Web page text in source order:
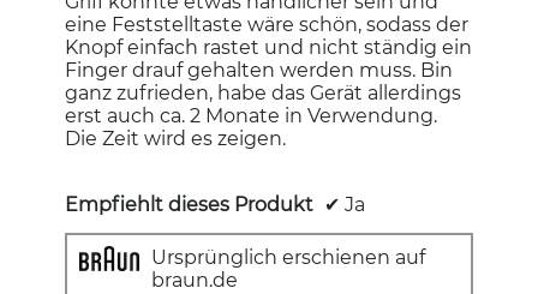
eine Feststelltaste wäre schön, sodass der
Knopf einfach rastet und nicht ständig ein
Finger drauf gehalten werden muss. Bin
ganz zufrieden, habe das Gerät allerdings
erst auch ca. 2 Monate in Verwendung.
Die Zeit wird es zeigen.
Empfiehlt dieses Produkt ✔ Ja
Ursprünglich erschienen auf
braun.de